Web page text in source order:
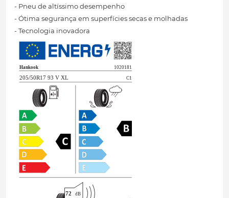
- Pneu de altíssimo desempenho
- Ótima segurança em superfícies secas e molhadas
- Tecnologia inovadora